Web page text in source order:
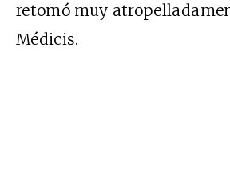
retomó muy
Médicis.